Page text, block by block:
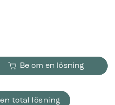
Rød mängd
Be om en lösning
total lösning